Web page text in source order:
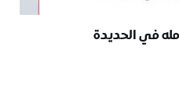
في الحديدة